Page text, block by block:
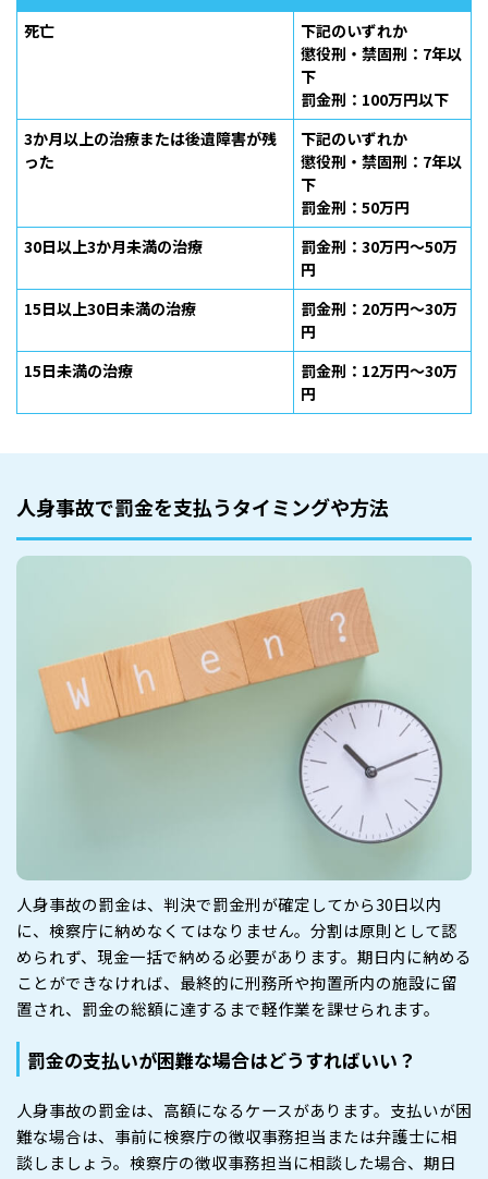
死亡
下記のいずれか
懲役刑・禁固刑：7年以
下
罰金刑：100万円以下
3か月以上の治療または後遺障害が残
った
下記のいずれか
懲役刑・禁固刑：7年以
下
罰金刑：50万円
30日以上3か月未満の治療
罰金刑：30万円～50万
円
15日以上30日未満の治療
罰金刑：20万円～30万
円
15日未満の治療
罰金刑：12万円～30万
円
人身事故で罰金を支払うタイミングや方法
人身事故の罰金は、判決で罰金刑が確定してから30日以内
に、検察庁に納めなくてはなりません。分割は原則として認
められず、現金一括で納める必要があります。期日内に納める
ことができなければ、最終的に刑務所や拘置所内の施設に留
置され、罰金の総額に達するまで軽作業を課せられます。
罰金の支払いが困難な場合はどうすればいい？
人身事故の罰金は、高額になるケースがあります。支払いが困
難な場合は、事前に検察庁の徴収事務担当または弁護士に相
談しましょう。検察庁の徴収事務担当に相談した場合、期日